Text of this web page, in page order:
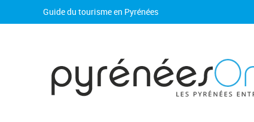
Guide du tourisme en Pyrénées